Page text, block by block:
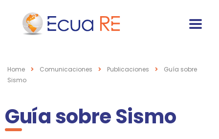
Home Comunicaciones Publicaciones
Guía sobre
Sismo
Guía sobre Sismo